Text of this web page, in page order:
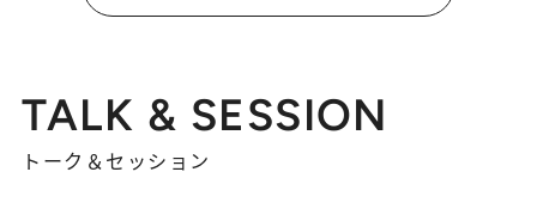
TALK & SESSION
トーク＆セッション